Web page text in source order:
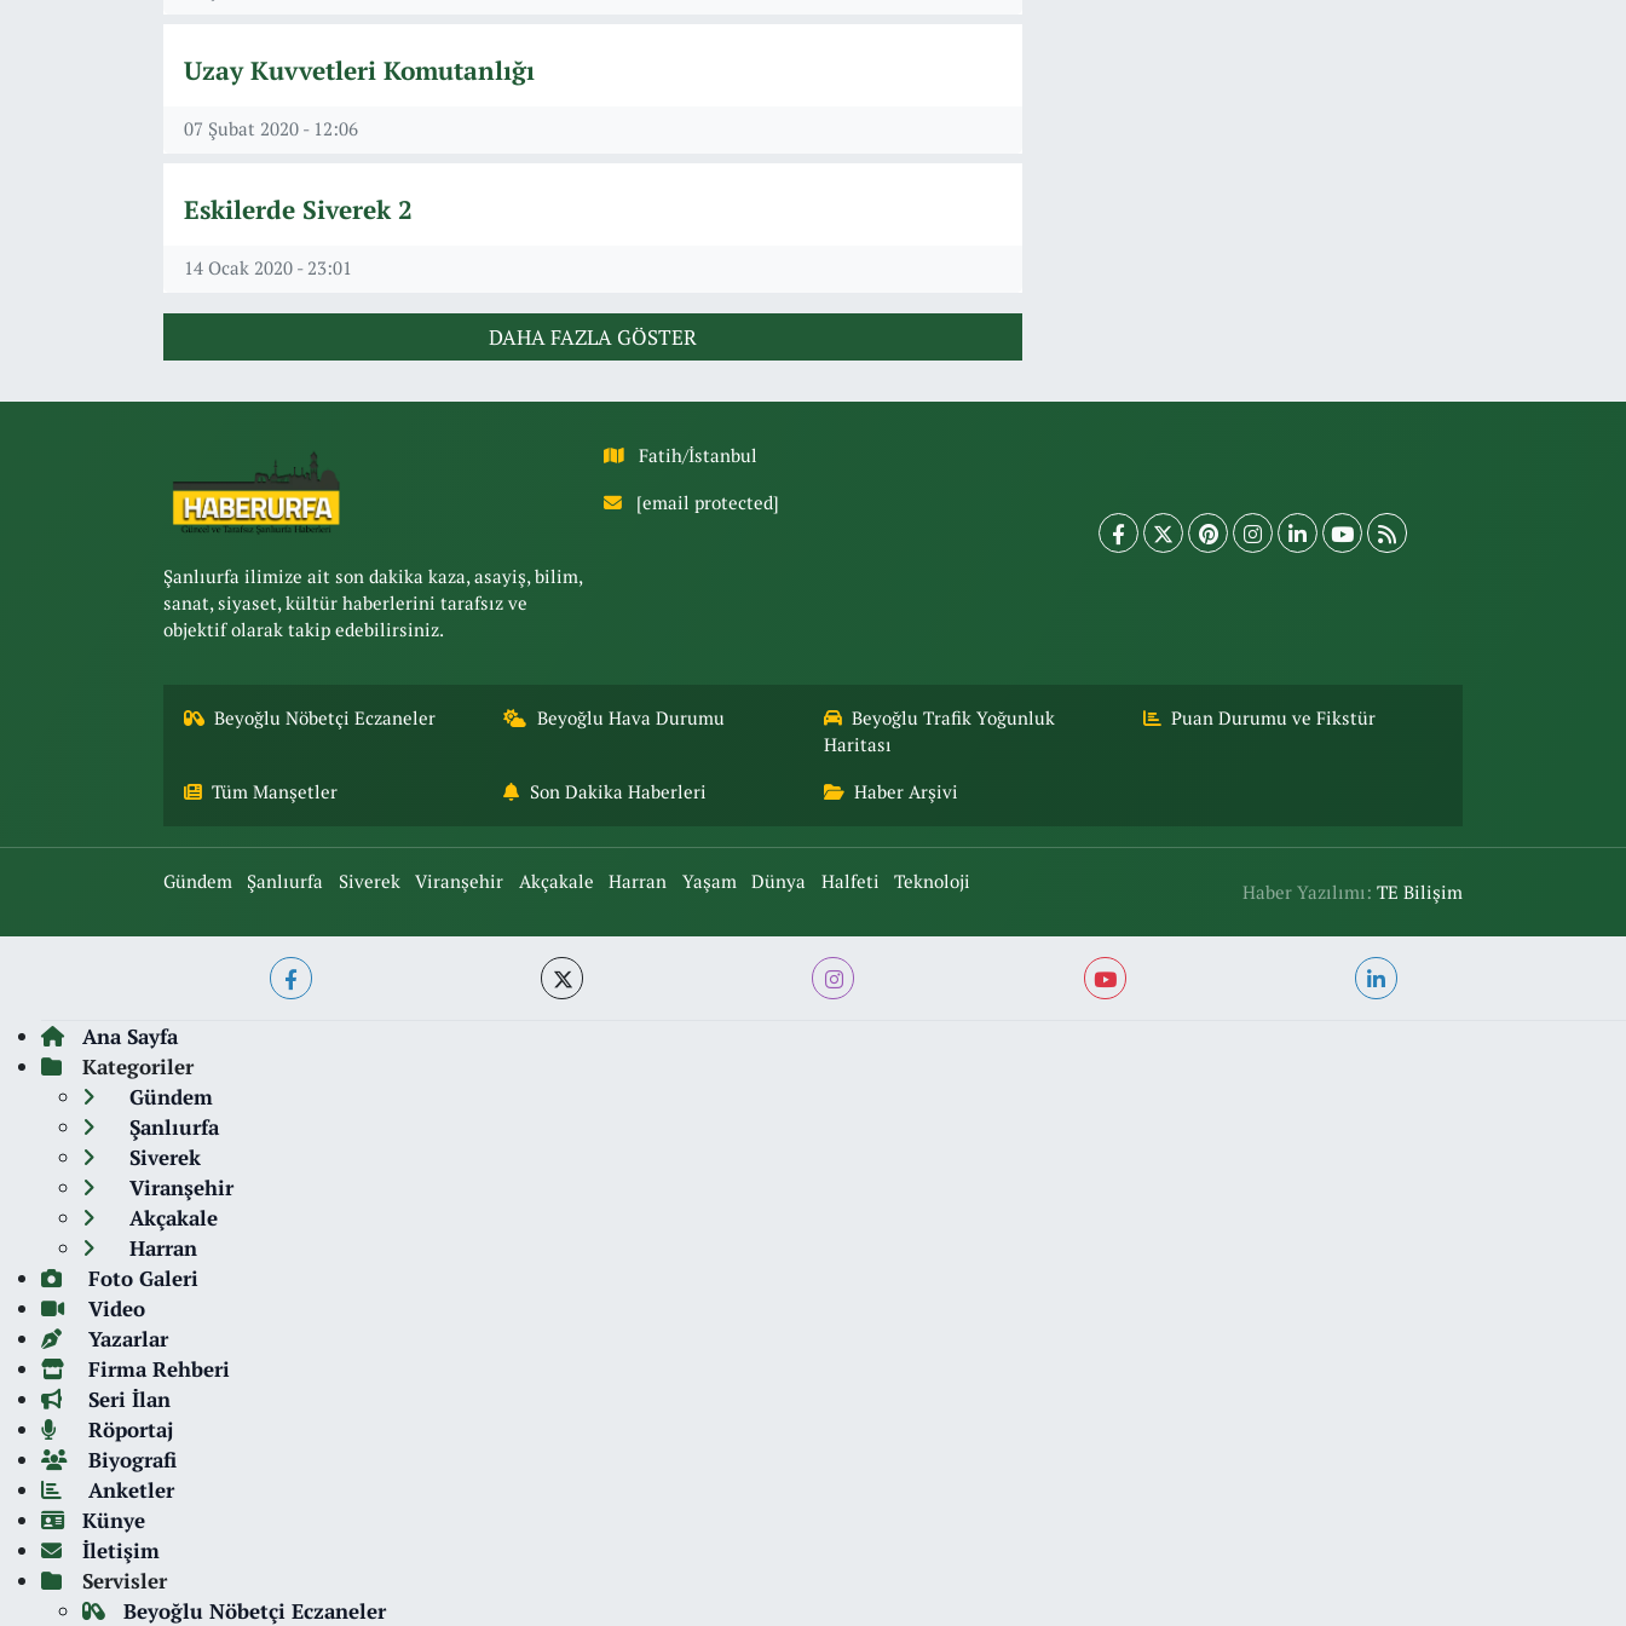
Uzay Kuvvetleri Komutanlığı
07 Şubat 2020 - 12:06
Eskilerde Siverek 2
14 Ocak 2020 - 23:01
DAHA FAZLA GÖSTER
Şanlıurfa ilimize ait son dakika kaza, asayiş, bilim,
sanat, siyaset, kültür haberlerini tarafsız ve
objektif olarak takip edebilirsiniz.
Fatih/İstanbul
[email protected]
Beyoğlu Nöbetçi Eczaneler Beyoğlu Hava Durumu
Beyoğlu Trafik Yoğunluk
Haritası
Puan Durumu ve Fikstür
Tüm Manşetler Son Dakika Haberleri Haber Arşivi
Gündem Şanlıurfa Siverek Viranşehir Akçakale Harran Yaşam Dünya Halfeti Teknoloji Haber Yazılımı:TE Bilişim
Ana Sayfa
Kategoriler
Gündem
Şanlıurfa
Siverek
Viranşehir
Akçakale
Harran
Foto Galeri
Video
Yazarlar
Firma Rehberi
Seri İlan
Röportaj
Biyografi
Anketler
Künye
İletişim
Servisler
Beyoğlu Nöbetçi Eczaneler